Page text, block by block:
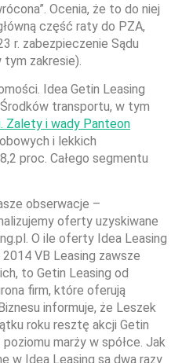
Ocenia, że to do niej
część raty do PZA,
r. zabezpieczenie Sądu
zakresie).
Idea Getin Leasing
transportu, w tym
Zalety i wady Panteon
i lekkich
proc. Całego segmentu
obserwacje –
oferty uzyskiwane
O ile oferty Idea Leasing
VB Leasing zawsze
to Getin Leasing od
firm, które oferują
informuje, że Leszek
roku resztę akcji Getin
marży w spółce. Jak
w Idea Leasing są dwa razy